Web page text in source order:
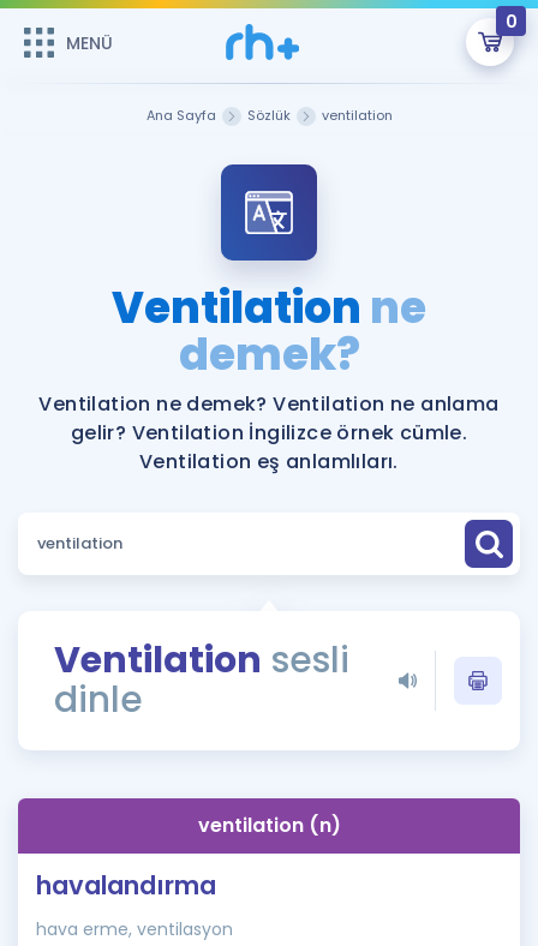
MENÜ
0
Şifremi Hatırlamıyorum
Sepetin Şu An Boş.
Remzi Hoca ile seni sınava hazırlayacak onlarca eğitim seni
bekliyor!
MENÜ
Katılımcı Görüşleri
Faydalı Araçlar
Ücretsiz Kaynaklar
ÖSYM Sınav Takvimi
Kampanyalar
İngilizce Gramer
İngilizce Gramer
Ana Sayfa Sözlük ventilation
Ventilation ne
demek?
Ventilation ne demek? Ventilation ne anlama
gelir? Ventilation İngilizce örnek cümle.
Ventilation eş anlamlıları.
Ventilation sesli
dinle
ventilation (n)
havalandırma
hava erme, ventilasyon